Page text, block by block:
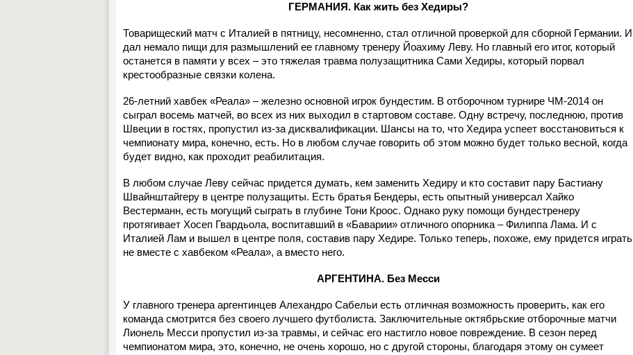
ГЕРМАНИЯ. Как жить без Хедиры?
Товарищеский матч с Италией в пятницу, несомненно, стал отличной проверкой для сборной Германии. И
дал немало пищи для размышлений ее главному тренеру Йоахиму Леву. Но главный его итог, который
останется в памяти у всех – это тяжелая травма полузащитника Сами Хедиры, который порвал
крестообразные связки колена.
26-летний хавбек «Реала» – железно основной игрок бундестим. В отборочном турнире ЧМ-2014 он
сыграл восемь матчей, во всех из них выходил в стартовом составе. Одну встречу, последнюю, против
Швеции в гостях, пропустил из-за дисквалификации. Шансы на то, что Хедира успеет восстановиться к
чемпионату мира, конечно, есть. Но в любом случае говорить об этом можно будет только весной, когда
будет видно, как проходит реабилитация.
В любом случае Леву сейчас придется думать, кем заменить Хедиру и кто составит пару Бастиану
Швайнштайгеру в центре полузащиты. Есть братья Бендеры, есть опытный универсал Хайко
Вестерманн, есть могущий сыграть в глубине Тони Кроос. Однако руку помощи бундестренеру
протягивает Хосеп Гвардьола, воспитавший в «Баварии» отличного опорника – Филиппа Лама. И с
Италией Лам и вышел в центре поля, составив пару Хедире. Только теперь, похоже, ему придется играть
не вместе с хавбеком «Реала», а вместо него.
АРГЕНТИНА. Без Месси
У главного тренера аргентинцев Алехандро Сабельи есть отличная возможность проверить, как его
команда смотрится без своего лучшего футболиста. Заключительные октябрьские отборочные матчи
Лионель Месси пропустил из-за травмы, и сейчас его настигло новое повреждение. В сезон перед
чемпионатом мира, это, конечно, не очень хорошо, но с другой стороны, благодаря этому он сумеет